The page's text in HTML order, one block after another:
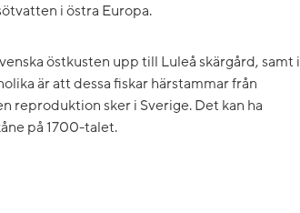
i östra Europa.
östkusten upp till Luleå skärgård, samt i
är att dessa fiskar härstammar från
reproduktion sker i Sverige. Det kan ha
på 1700-talet.